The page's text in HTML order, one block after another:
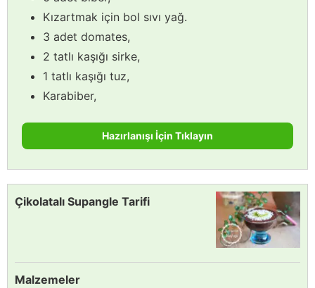
Kızartmak için bol sıvı yağ.
3 adet domates,
2 tatlı kaşığı sirke,
1 tatlı kaşığı tuz,
Karabiber,
Hazırlanışı İçin Tıklayın
Çikolatalı Supangle Tarifi
Malzemeler